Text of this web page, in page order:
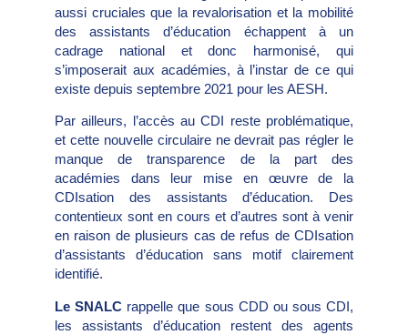
aussi cruciales que la revalorisation et la mobilité
des assistants d’éducation échappent à un
cadrage national et donc harmonisé, qui
s’imposerait aux académies, à l’instar de ce qui
existe depuis septembre 2021 pour les AESH.
Par ailleurs, l’accès au CDI reste problématique,
et cette nouvelle circulaire ne devrait pas régler le
manque de transparence de la part des
académies dans leur mise en œuvre de la
CDIsation des assistants d’éducation. Des
contentieux sont en cours et d’autres sont à venir
en raison de plusieurs cas de refus de CDIsation
d’assistants d’éducation sans motif clairement
identifié.
Le SNALC rappelle que sous CDD ou sous CDI,
les assistants d’éducation restent des agents